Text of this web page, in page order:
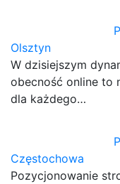
Olsztyn
W dzisiejszym
obecność online to
dla każdego…
Częstochowa
Pozycjonowanie